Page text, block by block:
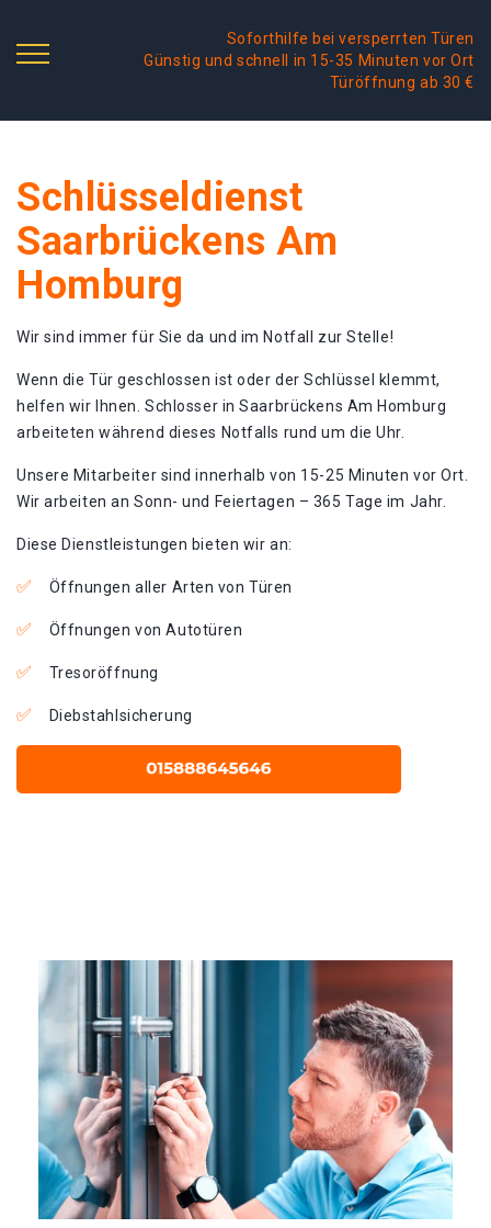
Soforthilfe bei versperrten Türen
Günstig und schnell in 15-35 Minuten vor Ort
Türöffnung ab 30 €
Schlüsseldienst
Saarbrückens Am
Homburg
Wir sind immer für Sie da und im Notfall zur Stelle!
Wenn die Tür geschlossen ist oder der Schlüssel klemmt,
helfen wir Ihnen. Schlosser in Saarbrückens Am Homburg
arbeiteten während dieses Notfalls rund um die Uhr.
Unsere Mitarbeiter sind innerhalb von 15-25 Minuten vor Ort.
Wir arbeiten an Sonn- und Feiertagen – 365 Tage im Jahr.
Diese Dienstleistungen bieten wir an:
Öffnungen aller Arten von Türen
Öffnungen von Autotüren
Tresoröffnung
Diebstahlsicherung